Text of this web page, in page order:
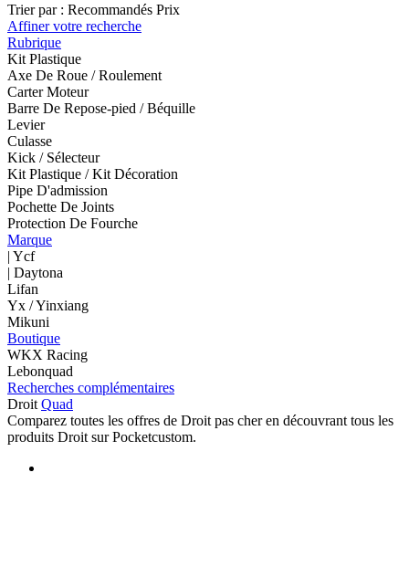
Trier par : Recommandés Prix
Affiner votre recherche
Rubrique
Kit Plastique
Axe De Roue / Roulement
Carter Moteur
Barre De Repose-pied / Béquille
Levier
Culasse
Kick / Sélecteur
Kit Plastique / Kit Décoration
Pipe D'admission
Pochette De Joints
Protection De Fourche
Marque
| Ycf
| Daytona
Lifan
Yx / Yinxiang
Mikuni
Boutique
WKX Racing
Lebonquad
Recherches complémentaires
Droit Quad
Comparez toutes les offres de Droit pas cher en découvrant tous les
produits Droit sur Pocketcustom.